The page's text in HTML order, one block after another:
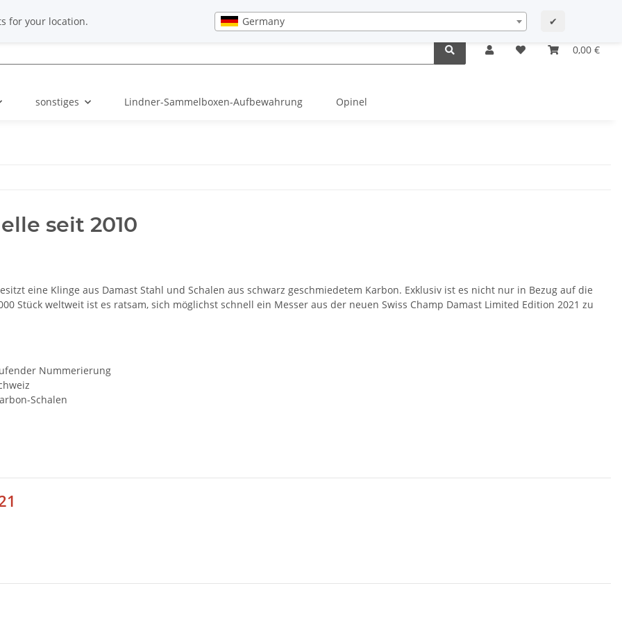
for your location. Germany ✔
Newsletter Startseite Newsletter Archiv Contact
0,00 €
sonstiges Lindner-Sammelboxen-Aufbewahrung Opinel
seit 2010
eine Klinge aus Damast Stahl und Schalen aus schwarz geschmiedetem Karbon. Exklusiv ist es nicht nur in Bezug auf die
Stück weltweit ist es ratsam, sich möglichst schnell ein Messer aus der neuen Swiss Champ Damast Limited Edition 2021 zu
Nummerierung
Schalen